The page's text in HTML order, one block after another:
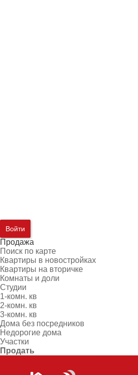
Войти
Продажа
Поиск по карте
Квартиры в новостройках
Квартиры на вторичке
Комнаты и доли
Студии
1-комн. кв
2-комн. кв
3-комн. кв
Дома без посредников
Недорогие дома
Участки
Продать